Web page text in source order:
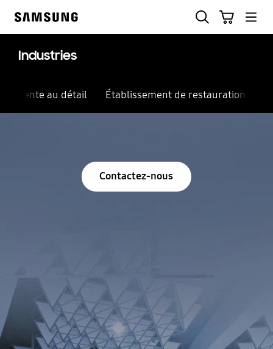
help
Industries
Vente au détail Établissement de restauration
Contactez-nous